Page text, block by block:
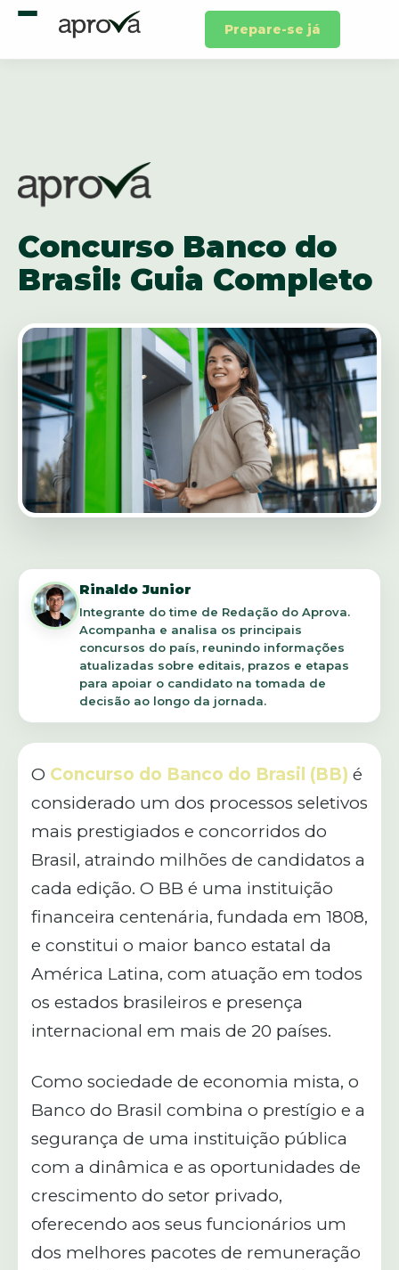
Prepare-se já
Concurso Banco do
Brasil: Guia Completo
Rinaldo Junior
Integrante do time de Redação do Aprova.
Acompanha e analisa os principais
concursos do país, reunindo informações
atualizadas sobre editais, prazos e etapas
para apoiar o candidato na tomada de
decisão ao longo da jornada.
O Concurso do Banco do Brasil (BB) é
considerado um dos processos seletivos
mais prestigiados e concorridos do
Brasil, atraindo milhões de candidatos a
cada edição. O BB é uma instituição
financeira centenária, fundada em 1808,
e constitui o maior banco estatal da
América Latina, com atuação em todos
os estados brasileiros e presença
internacional em mais de 20 países.
Como sociedade de economia mista, o
Banco do Brasil combina o prestígio e a
segurança de uma instituição pública
com a dinâmica e as oportunidades de
crescimento do setor privado,
oferecendo aos seus funcionários um
dos melhores pacotes de remuneração